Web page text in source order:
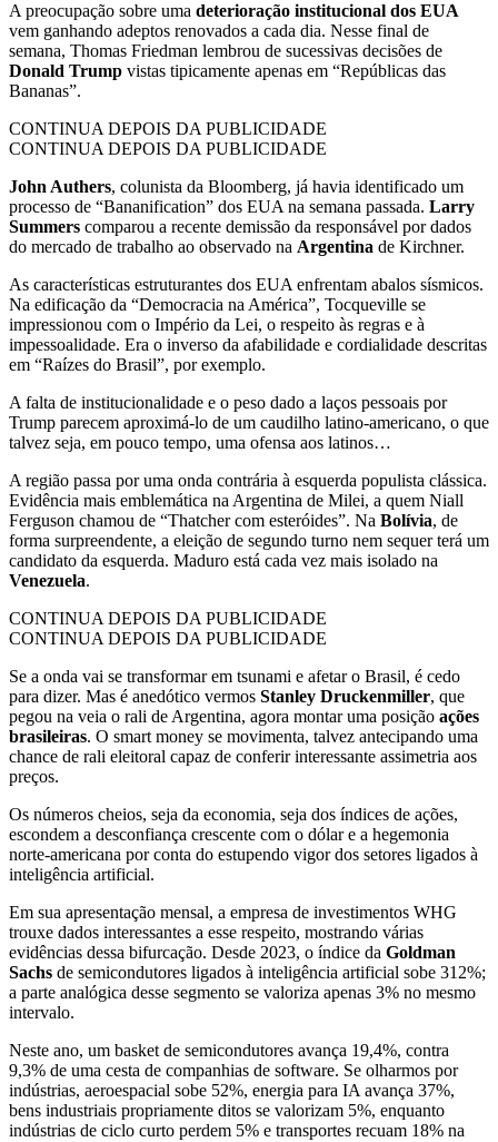
A preocupação sobre uma deterioração institucional dos EUA
vem ganhando adeptos renovados a cada dia. Nesse final de
semana, Thomas Friedman lembrou de sucessivas decisões de
Donald Trump vistas tipicamente apenas em “Repúblicas das
Bananas”.
CONTINUA DEPOIS DA PUBLICIDADE
CONTINUA DEPOIS DA PUBLICIDADE
John Authers, colunista da Bloomberg, já havia identificado um
processo de “Bananification” dos EUA na semana passada. Larry
Summers comparou a recente demissão da responsável por dados
do mercado de trabalho ao observado na Argentina de Kirchner.
As características estruturantes dos EUA enfrentam abalos sísmicos.
Na edificação da “Democracia na América”, Tocqueville se
impressionou com o Império da Lei, o respeito às regras e à
impessoalidade. Era o inverso da afabilidade e cordialidade descritas
em “Raízes do Brasil”, por exemplo.
A falta de institucionalidade e o peso dado a laços pessoais por
Trump parecem aproximá-lo de um caudilho latino-americano, o que
talvez seja, em pouco tempo, uma ofensa aos latinos…
A região passa por uma onda contrária à esquerda populista clássica.
Evidência mais emblemática na Argentina de Milei, a quem Niall
Ferguson chamou de “Thatcher com esteróides”. Na Bolívia, de
forma surpreendente, a eleição de segundo turno nem sequer terá um
candidato da esquerda. Maduro está cada vez mais isolado na
Venezuela.
CONTINUA DEPOIS DA PUBLICIDADE
CONTINUA DEPOIS DA PUBLICIDADE
Se a onda vai se transformar em tsunami e afetar o Brasil, é cedo
para dizer. Mas é anedótico vermos Stanley Druckenmiller, que
pegou na veia o rali de Argentina, agora montar uma posição ações
brasileiras. O smart money se movimenta, talvez antecipando uma
chance de rali eleitoral capaz de conferir interessante assimetria aos
preços.
Os números cheios, seja da economia, seja dos índices de ações,
escondem a desconfiança crescente com o dólar e a hegemonia
norte-americana por conta do estupendo vigor dos setores ligados à
inteligência artificial.
Em sua apresentação mensal, a empresa de investimentos WHG
trouxe dados interessantes a esse respeito, mostrando várias
evidências dessa bifurcação. Desde 2023, o índice da Goldman
Sachs de semicondutores ligados à inteligência artificial sobe 312%;
a parte analógica desse segmento se valoriza apenas 3% no mesmo
intervalo.
Neste ano, um basket de semicondutores avança 19,4%, contra
9,3% de uma cesta de companhias de software. Se olharmos por
indústrias, aeroespacial sobe 52%, energia para IA avança 37%,
bens industriais propriamente ditos se valorizam 5%, enquanto
indústrias de ciclo curto perdem 5% e transportes recuam 18% na